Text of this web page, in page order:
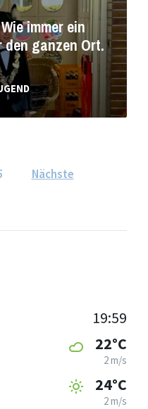
immer ein
ganzen Ort.
Nächste
19:59
22°C
2 m/s
24°C
2 m/s